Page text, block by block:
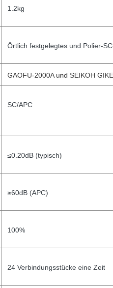
1.2kg
Örtlich festgelegtes und Polier-
GAOFU-2000A und SEIKOH
SC/APC
≤0.20dB (typisch)
≥60dB (APC)
100%
24 Verbindungsstücke eine Zeit